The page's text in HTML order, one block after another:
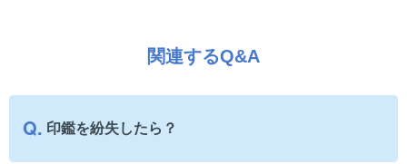
関連するQ&A
印鑑を紛失したら？